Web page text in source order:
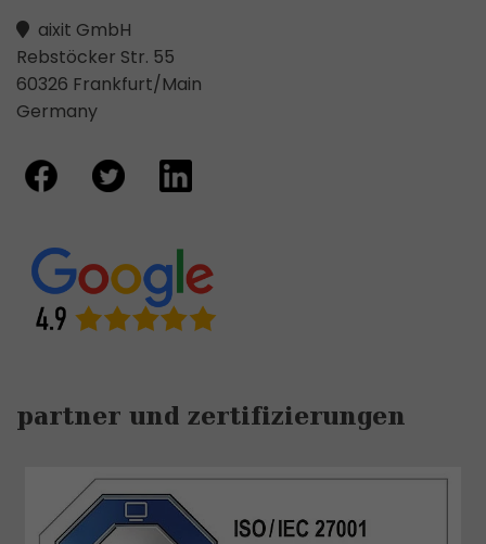
aixit GmbH
Rebstöcker Str. 55
60326 Frankfurt/Main
Germany
partner und zertifizierungen